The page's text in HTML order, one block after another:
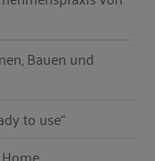
Bauen und
to use“